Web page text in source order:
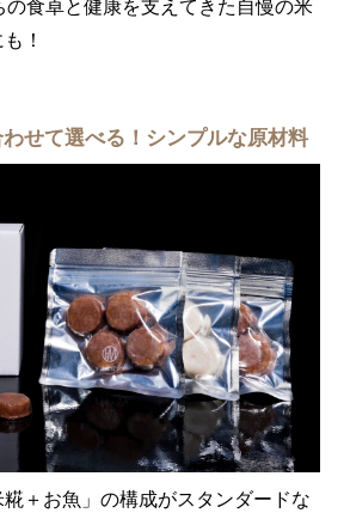
食卓と健康を支えてきた自慢の米
！
せて選べる！シンプルな原材料
糀＋お魚」の構成がスタンダードな